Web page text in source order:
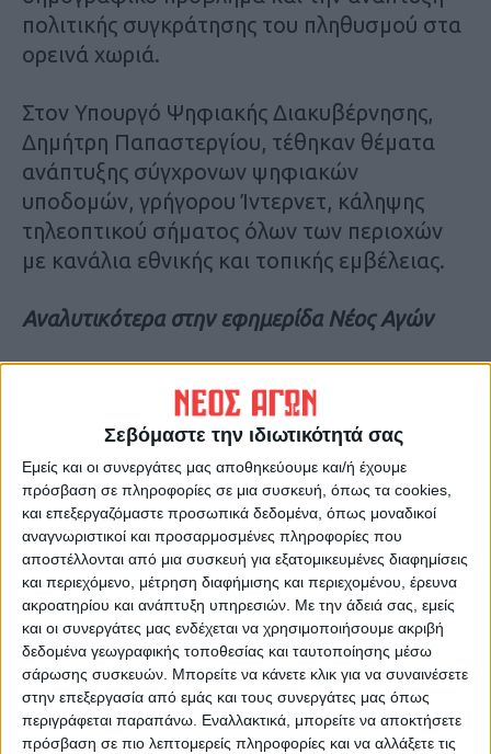
Σεβόμαστε την ιδιωτικότητά σας
Εμείς και οι συνεργάτες μας αποθηκεύουμε και/ή έχουμε
πρόσβαση σε πληροφορίες σε μια συσκευή, όπως τα cookies,
και επεξεργαζόμαστε προσωπικά δεδομένα, όπως μοναδικοί
αναγνωριστικοί και προσαρμοσμένες πληροφορίες που
αποστέλλονται από μια συσκευή για εξατομικευμένες διαφημίσεις
και περιεχόμενο, μέτρηση διαφήμισης και περιεχομένου, έρευνα
ακροατηρίου και ανάπτυξη υπηρεσιών. Με την άδειά σας, εμείς
και οι συνεργάτες μας ενδέχεται να χρησιμοποιήσουμε ακριβή
δεδομένα γεωγραφικής τοποθεσίας και ταυτοποίησης μέσω
σάρωσης συσκευών. Μπορείτε να κάνετε κλικ για να συναινέσετε
στην επεξεργασία από εμάς και τους συνεργάτες μας όπως
περιγράφεται παραπάνω. Εναλλακτικά, μπορείτε να αποκτήσετε
πρόσβαση σε πιο λεπτομερείς πληροφορίες και να αλλάξετε τις
πολιτικής συγκράτησης του πληθυσμού στα
ορεινά χωριά.
Στον Υπουργό Ψηφιακής Διακυβέρνησης,
Δημήτρη Παπαστεργίου, τέθηκαν θέματα
ανάπτυξης σύγχρονων ψηφιακών
υποδομών, γρήγορου Ίντερνετ, κάληψης
τηλεοπτικού σήματος όλων των περιοχών
με κανάλια εθνικής και τοπικής εμβέλειας.
Αναλυτικότερα στην εφημερίδα Νέος Αγών
Ακολούθησε την εφημερίδα ΝΕΟΣ
ΑΓΩΝ στο Google News!
Όλες οι εξελίξεις στην περιοχή της
Καρδίτσας και ευρύτερα της Θεσσαλίας
ΠΡΟΗΓΟΥΜΕΝΟ ΑΡΘΡΟ
Σύνοδος ΕΕ για Μέση
Ανατολή: Ανθρωπιστικοί
διάδρομοι και βοήθεια στη
Γάζα - Σχέδιο απόφασης των
27
ΕΠΟΜΕΝΟ ΑΡΘΡΟ
Κατανάλωση ρεύματος με το
σπίτι κάτω από τα
λασπόνερα στη
Μεταμόρφωση;